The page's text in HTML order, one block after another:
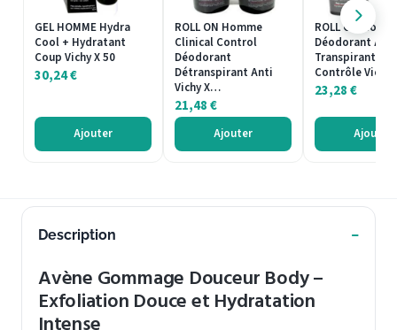
GEL HOMME Hydra
Cool + Hydratant
Coup Vichy X 50
30,24€
Ajouter
ROLL ON Homme
Clinical Control
Déodorant
Détranspirant Anti
Vichy X…
21,48€
Ajouter
ROLL ON
Déodorant Anti
Transpirant
Contrôle Vichy
23,28€
Ajouter
Description
Avène Gommage Douceur Body –
Exfoliation Douce et Hydratation